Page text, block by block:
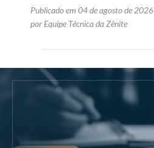
Publicado em 04 de agosto de 2026
por Equipe Técnica da Zênite